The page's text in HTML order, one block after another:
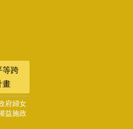
等跨
畫
府婦女
益施政